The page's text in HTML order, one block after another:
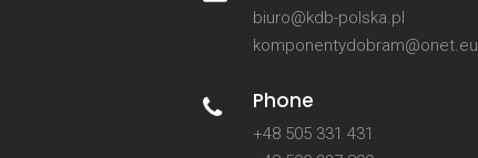
biuro@kdb-polska.pl
komponentydobram@onet.eu
Phone
+48 505 331 431